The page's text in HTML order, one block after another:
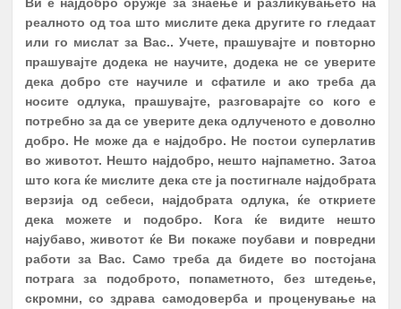
реалното од тоа што мислите дека другите го гледаат
или го мислат за Вас.. Учете, прашувајте и повторно
прашувајте додека не научите, додека не се уверите
дека добро сте научиле и сфатиле и ако треба да
носите одлука, прашувајте, разговарајте со кого е
потребно за да се уверите дека одлученото е доволно
добро. Не може да е најдобро. Не постои суперлатив
во животот. Нешто најдобро, нешто најпаметно. Затоа
што кога ќе мислите дека сте ја постигнале најдобрата
верзија од себеси, најдобрата одлука, ќе откриете
дека можете и подобро. Кога ќе видите нешто
најубаво, животот ќе Ви покаже поубави и повредни
работи за Вас. Само треба да бидете во постојана
потрага за подоброто, попаметното, без штедење,
скромни, со здрава самодоверба и проценување на
А К Т И В Н О С Т И ПЕРИОД